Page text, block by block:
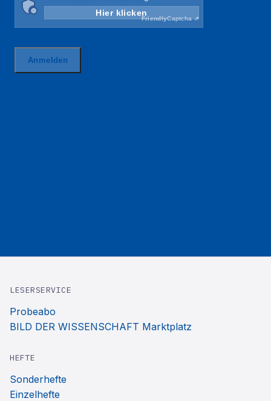
LESERSERVICE
Probeabo
BILD DER WISSENSCHAFT Marktplatz
HEFTE
Sonderhefte
Einzelhefte